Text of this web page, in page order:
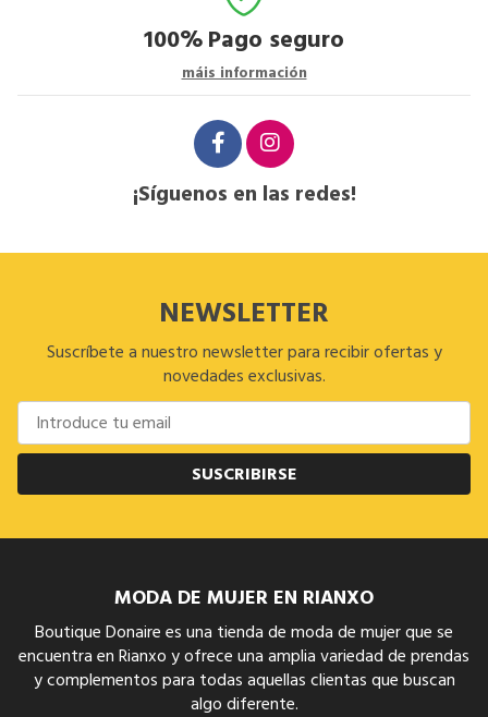
100%Pago seguro
máis información
¡Síguenos en las redes!
NEWSLETTER
Suscríbete a nuestro newsletter para recibir ofertas y
novedades exclusivas.
SUSCRIBIRSE
MODA DE MUJER EN RIANXO
Boutique Donaire es una tienda de moda de mujer que se
encuentra en Rianxo y ofrece una amplia variedad de prendas
y complementos para todas aquellas clientas que buscan
algo diferente.